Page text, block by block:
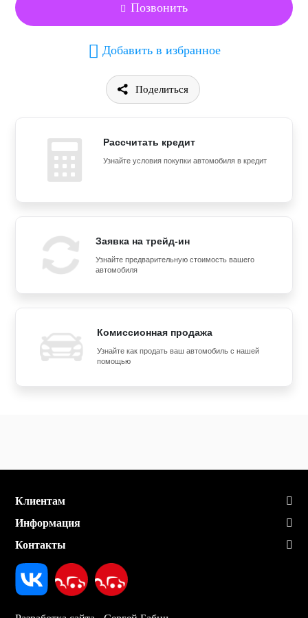
Позвонить
Добавить в избранное
Поделиться
Рассчитать кредит
Узнайте условия покупки автомобиля в кредит
Заявка на трейд-ин
Узнайте предварительную стоимость вашего
автомобиля
Комиссионная продажа
Узнайте как продать ваш автомобиль с нашей
помощью
Клиентам
Информация
Контакты